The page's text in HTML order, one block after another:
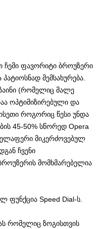
ფავორიტი ბროუზერი
მემსახურება.
(რომელიც მალე
ოპტიმიზირებული და
ისეთი როგორიც წესი უნდა
45-50% სწორედ Opera
მიკერძოვებულ
ჩვენი
მომხმარებელია
Speed Dial-ს.
რომელიც ზოგისთვის